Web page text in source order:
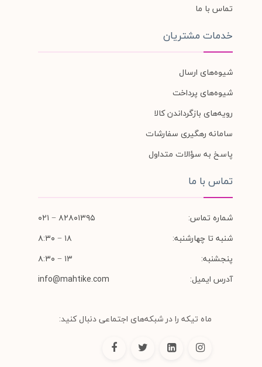
تماس با ما
خدمات مشتریان
شیوه‌های ارسال
شیوه‌های پرداخت
رویه‌های بازگرداندن کالا
سامانه رهگیری سفارشات
پاسخ به سؤالات متداول
تماس با ما
شماره تماس:
۸۲۸۰۱۳۹۵ − ۰۲۱
شنبه تا چهارشنبه:
۱۸ − ۸:۳۰
پنجشنبه:
۱۳ − ۸:۳۰
آدرس ایمیل:
info@mahtike.com
ماه تیکه را در شبکه‌های اجتماعی دنبال کنید: